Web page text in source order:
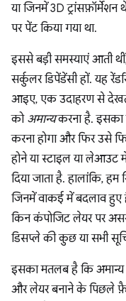
या जिनमें 3D
पर पेंट किया गया था.
इससे बड़ी समस्याएं आती
सर्कुलर डिपेंडेंसी हों. यह
आइए, एक उदाहरण से देखते
को अमान्यकरना है. इसका
करना होगा और फिर उसे
होने या स्टाइल या लेआउट
दिया जाता है. हालांकि,
जिनमें वाकई में बदलाव हुए
किन कंपोजिट लेयर पर
डिसप्ले की कुछ या सभी
इसका मतलब है कि अमान्य
और लेयर बनाने के पिछले